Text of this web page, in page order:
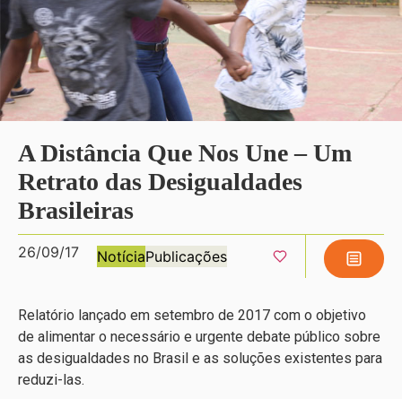
A Distância Que Nos Une – Um
Retrato das Desigualdades
Brasileiras
26/09/17 NotíciaPublicações
Relatório lançado em setembro de 2017 com o objetivo
de alimentar o necessário e urgente debate público sobre
as desigualdades no Brasil e as soluções existentes para
reduzi-las.